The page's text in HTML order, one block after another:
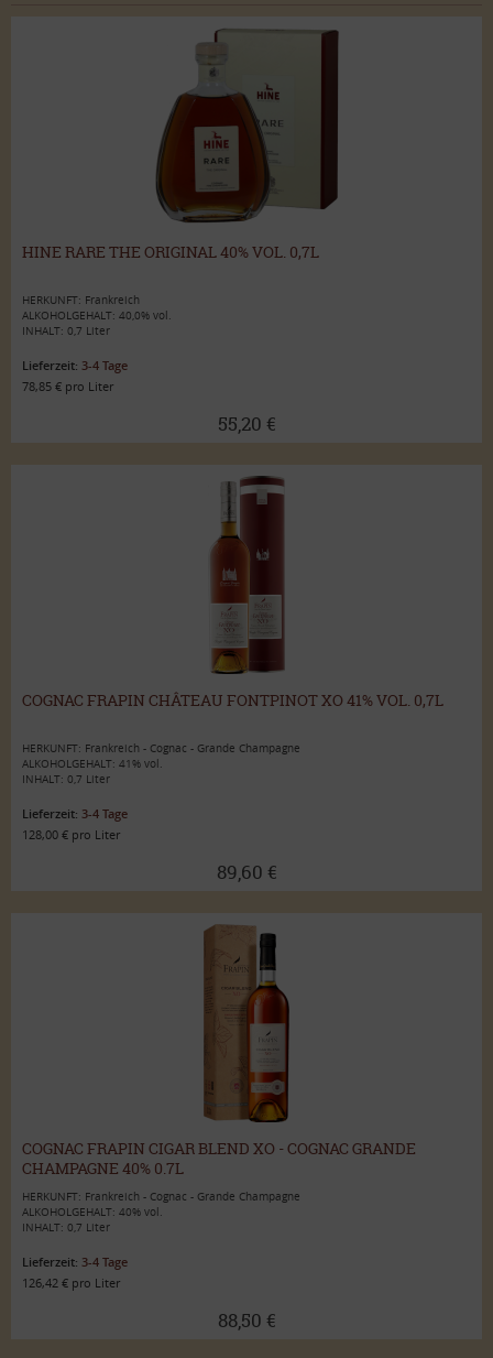
HINE RARE THE ORIGINAL 40% VOL. 0,7L
HERKUNFT: Frankreich
ALKOHOLGEHALT: 40,0% vol.
INHALT: 0,7 Liter
Lieferzeit: 3-4 Tage
78,85 € pro Liter
55,20 €
COGNAC FRAPIN CHÂTEAU FONTPINOT XO 41% VOL. 0,7L
HERKUNFT: Frankreich - Cognac - Grande Champagne
ALKOHOLGEHALT: 41% vol.
INHALT: 0,7 Liter
Lieferzeit: 3-4 Tage
128,00 € pro Liter
89,60 €
COGNAC FRAPIN CIGAR BLEND XO - COGNAC GRANDE
CHAMPAGNE 40% 0.7L
HERKUNFT: Frankreich - Cognac - Grande Champagne
ALKOHOLGEHALT: 40% vol.
INHALT: 0,7 Liter
Lieferzeit: 3-4 Tage
126,42 € pro Liter
88,50 €